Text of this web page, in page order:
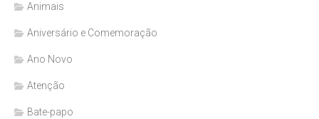
Animais
Aniversário e Comemoração
Ano Novo
Atenção
Bate-papo